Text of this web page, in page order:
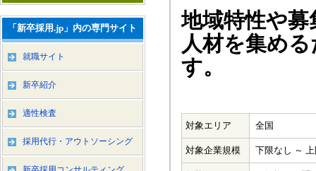
地域特性や
人材を集め
す。
対象エリア 全国
対象企業規模 下限なし ～
「新卒採用.jp」内の専門サイト
就職サイト
新卒紹介
適性検査
採用代行・アウトソーシング